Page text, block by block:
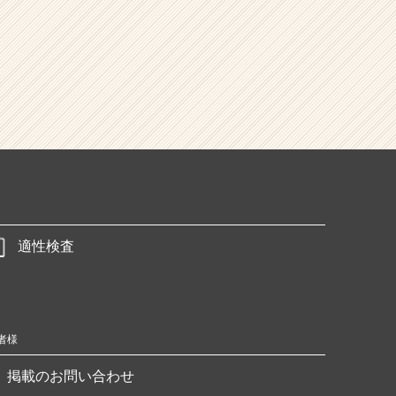
適性検査
様
掲載のお問い合わせ